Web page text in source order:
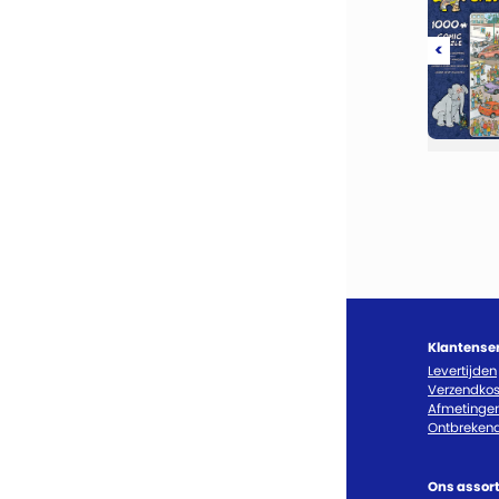
<
Levertijden
Ons